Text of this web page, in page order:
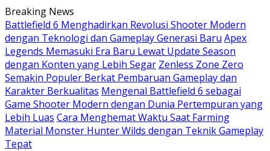
Langsung
ke
konten
Breaking News
Battlefield 6 Menghadirkan Revolusi Shooter Modern
dengan Teknologi dan Gameplay Generasi Baru Apex
Legends Memasuki Era Baru Lewat Update Season
dengan Konten yang Lebih Segar Zenless Zone Zero
Semakin Populer Berkat Pembaruan Gameplay dan
Karakter Berkualitas Mengenal Battlefield 6 sebagai
Game Shooter Modern dengan Dunia Pertempuran yang
Lebih Luas Cara Menghemat Waktu Saat Farming
Material Monster Hunter Wilds dengan Teknik Gameplay
Tepat